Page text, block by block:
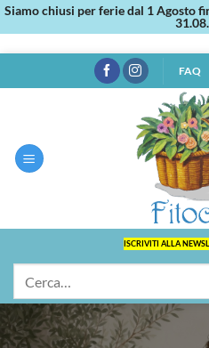
Siamo chiusi per ferie dal 1 Agosto
ai
FAQ
ISCRIVITI ALLA